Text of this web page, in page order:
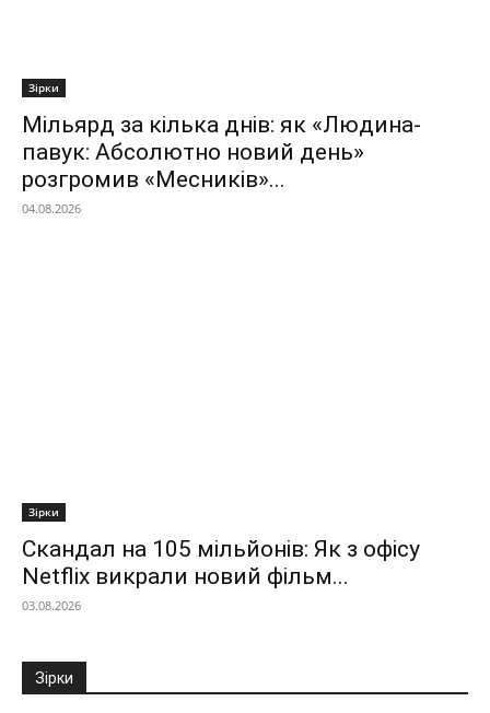
Зірки
Мільярд за кілька днів: як «Людина-
павук: Абсолютно новий день»
розгромив «Месників»...
04.08.2026
Зірки
Скандал на 105 мільйонів: Як з офісу
Netflix викрали новий фільм...
03.08.2026
Зірки